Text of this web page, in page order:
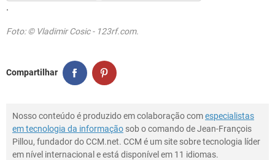
.
Foto: © Vladimir Cosic - 123rf.com.
Compartilhar
Nosso conteúdo é produzido em colaboração comespecialistas
em tecnologia da informação sob o comando de Jean-François
Pillou, fundador do CCM.net. CCM é um site sobre tecnologia líder
em nível internacional e está disponível em 11 idiomas.